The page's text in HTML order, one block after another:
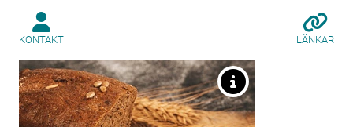
KONTAKT LÄNKAR